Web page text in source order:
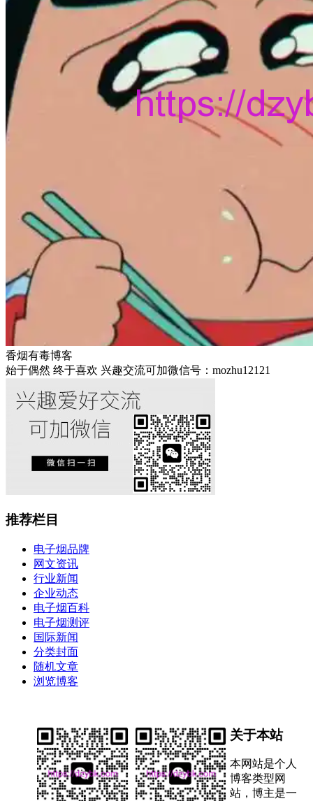
香烟有毒博客
始于偶然 终于喜欢 兴趣交流可加微信号：mozhu12121
推荐栏目
电子烟品牌
网文资讯
行业新闻
企业动态
电子烟百科
电子烟测评
国际新闻
分类封面
随机文章
浏览博客
关于本站
本网站是个人
博客类型网
站，博主是一